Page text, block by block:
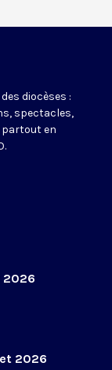
diocèses :
spectacles,
partout en
2026
2026